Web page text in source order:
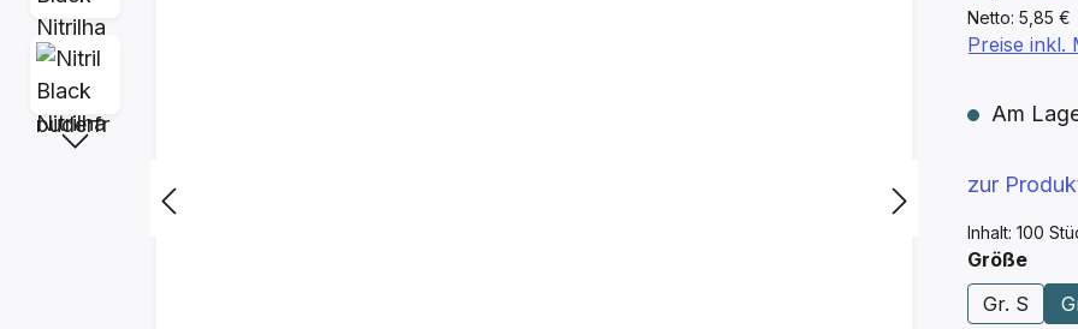
Netto: 5,85 €
Inhalt: 100
Preise inkl.
Am
zur
Größe
Gr. S